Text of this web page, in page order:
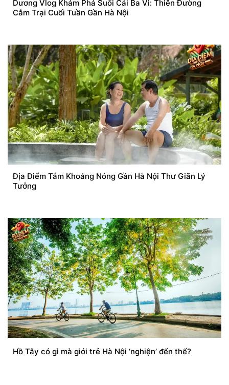
Dương Vlog Khám Phá Suối Cái Ba Vì: Thiên Đường
Cắm Trại Cuối Tuần Gần Hà Nội
Địa Điểm Tắm Khoáng Nóng Gần Hà Nội Thư Giãn Lý
Tưởng
Hồ Tây có gì mà giới trẻ Hà Nội ‘nghiện’ đến thế?